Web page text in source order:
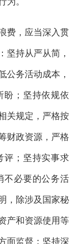
，应当深入贯
坚持从严从简，
公务活动成本，
盼；坚持依规依
关规定，严格按
财政资源，严格
评；坚持实事求
不必要的公务活
，除涉及国家秘
产和资源使用等
面监督；坚持深